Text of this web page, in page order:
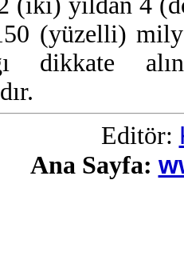
(yüzelli)
dikkate
Editör:
Ana Sayfa: